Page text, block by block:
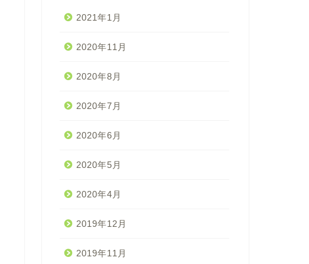
2021年1月
2020年11月
2020年8月
2020年7月
2020年6月
2020年5月
2020年4月
2019年12月
2019年11月